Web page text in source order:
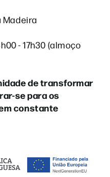
Madeira
- 17h30 (almoço
de transformar
se para os
constante